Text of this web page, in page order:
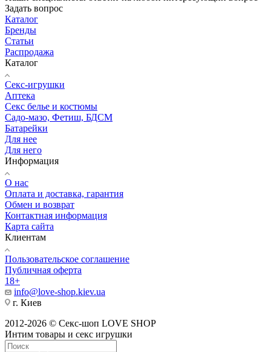
Задать вопрос
Каталог
Бренды
Статьи
Распродажа
Каталог
Секс-игрушки
Аптека
Секс белье и костюмы
Садо-мазо, Фетиш, БДСМ
Батарейки
Для нее
Для него
Информация
О нас
Оплата и доставка, гарантия
Обмен и возврат
Контактная информация
Карта сайта
Клиентам
Пользовательское соглашение
Публичная оферта
18+
info@love-shop.kiev.ua
г. Киев
2012-2026 © Секс-шоп LOVE SHOP
Интим товары и секс игрушки